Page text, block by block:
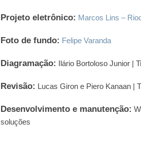
Projeto eletrônico: Marcos Lins –
Foto de fundo: Felipe Varanda
Diagramação: Ilário Bortoloso Junior |
Revisão: Lucas Giron e Piero Kanaan |
Desenvolvimento e manutenção:
soluções